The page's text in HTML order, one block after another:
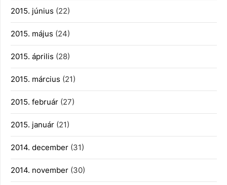
2015. június (22)
2015. május (24)
2015. április (28)
2015. március (21)
2015. február (27)
2015. január (21)
2014. december (31)
2014. november (30)